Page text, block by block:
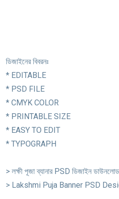
ডিজাইনের বিবরনঃ
* EDITABLE
* PSD FILE
* CMYK COLOR
* PRINTABLE SIZE
* EASY TO EDIT
* TYPOGRAPH
> লক্ষী পূজা ব্যানার PSD ডিজাইন
> Lakshmi Puja Banner PSD